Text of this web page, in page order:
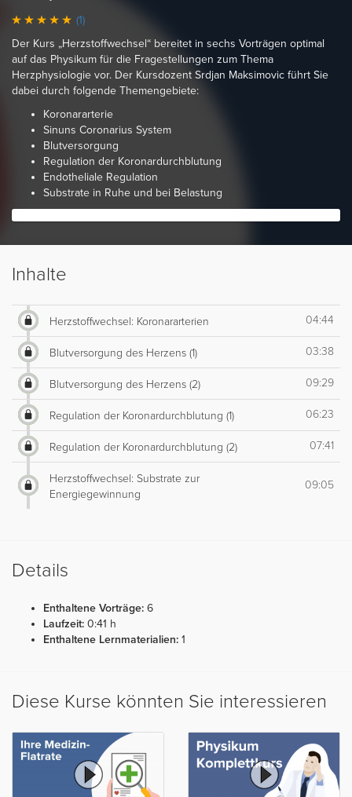
(1)
Der Kurs „Herzstoffwechsel“ bereitet in sechs Vorträgen optimal
auf das Physikum für die Fragestellungen zum Thema
Herzphysiologie vor. Der Kursdozent Srdjan Maksimovic führt Sie
dabei durch folgende Themengebiete:
Koronararterie
Sinuns Coronarius System
Blutversorgung
Regulation der Koronardurchblutung
Endotheliale Regulation
Substrate in Ruhe und bei Belastung
Inhalte
Herzstoffwechsel: Koronararterien 04:44
Blutversorgung des Herzens (1) 03:38
Blutversorgung des Herzens (2) 09:29
Regulation der Koronardurchblutung (1) 06:23
Regulation der Koronardurchblutung (2) 07:41
Herzstoffwechsel: Substrate zur
Energiegewinnung
09:05
Details
Enthaltene Vorträge: 6
Laufzeit: 0:41 h
Enthaltene Lernmaterialien: 1
Diese Kurse könnten Sie interessieren